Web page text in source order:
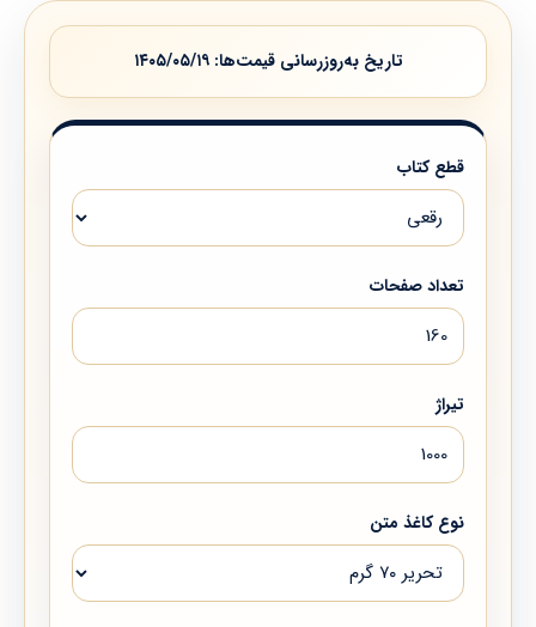
تاریخ به‌روزرسانی قیمت‌ها: ۱۴۰۵/۰۵/۱۹
قطع کتاب
تعداد صفحات
تیراژ
نوع کاغذ متن